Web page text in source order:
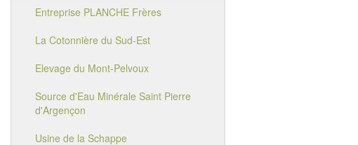
Entreprise PLANCHE Frères
La Cotonnière du Sud-Est
Elevage du Mont-Pelvoux
Source d'Eau Minérale Saint Pierre
d'Argençon
Usine de la Schappe